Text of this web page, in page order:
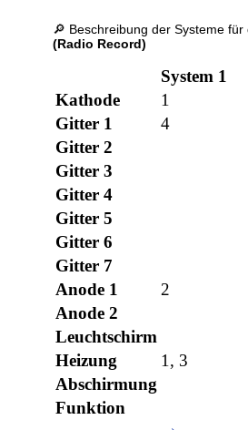
🔎 Beschreibung der Systeme für
(Radio Record)
System 1
Kathode
1
Gitter 1
4
Gitter 2
Gitter 3
Gitter 4
Gitter 5
Gitter 6
Gitter 7
Anode 1
2
Anode 2
Leuchtschirm
Heizung
1, 3
Abschirmung
Funktion